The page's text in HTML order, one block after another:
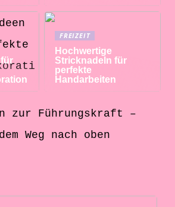
FREIZEIT
Hochwertige
Stricknadeln für
perfekte
Handarbeiten
zur Führungskraft –
Weg nach oben